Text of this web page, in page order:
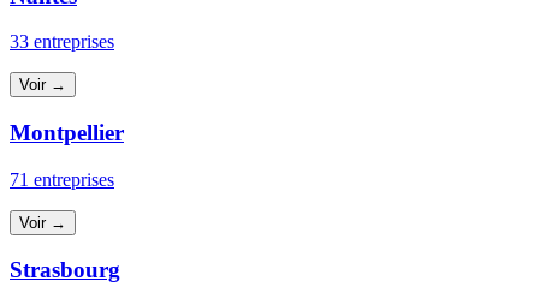
33 entreprises
Voir →
Montpellier
71 entreprises
Voir →
Strasbourg